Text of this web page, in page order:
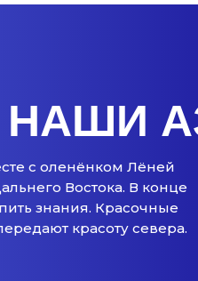
с оленёнком Лёней
Востока. В конце
знания. Красочные
красоту севера.